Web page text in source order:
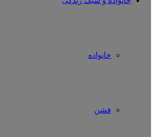
خانواده
فشن